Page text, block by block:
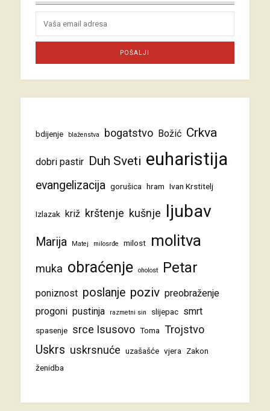
bdijenje blaženstva bogatstvo Božić Crkva
dobri pastir Duh Sveti euharistija
evangelizacija gorušica hram Ivan Krstitelj
Izlazak križ krštenje kušnje ljubav
Marija Matej milosrđe milost molitva
muka obraćenje oholost Petar
poniznost poslanje poziv preobraženje
progoni pustinja razmetni sin slijepac smrt
spasenje srce Isusovo Toma Trojstvo
Uskrs uskrsnuće uzašašće vjera Zakon
ženidba